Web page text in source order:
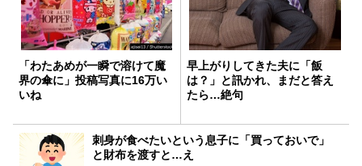
「わたあめが一瞬で溶けて魔
界の傘に」投稿写真に16万い
いね
早上がりしてきた夫に「飯
は？」と訊かれ、まだと答え
たら…絶句
刺身が食べたいという息子に「買っておいで」
と財布を渡すと…え